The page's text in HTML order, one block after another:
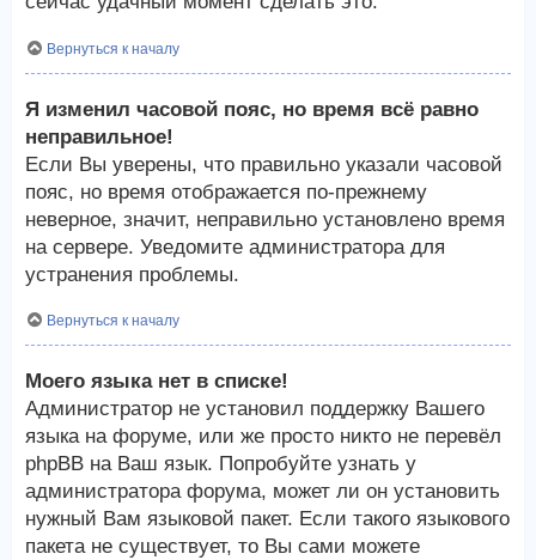
Вернуться к началу
Я изменил часовой пояс, но время всё равно
неправильное!
Если Вы уверены, что правильно указали часовой
пояс, но время отображается по-прежнему
неверное, значит, неправильно установлено время
на сервере. Уведомите администратора для
устранения проблемы.
Вернуться к началу
Моего языка нет в списке!
Администратор не установил поддержку Вашего
языка на форуме, или же просто никто не перевёл
phpBB на Ваш язык. Попробуйте узнать у
администратора форума, может ли он установить
нужный Вам языковой пакет. Если такого языкового
пакета не существует, то Вы сами можете